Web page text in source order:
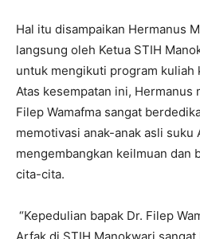
Hal itu disampaikan Hermanus
langsung oleh Ketua STIH
untuk mengikuti program
Atas kesempatan ini, Hermanus
Filep Wamafma sangat
memotivasi anak-anak asli suku
mengembangkan keilmuan dan
cita-cita.
“Kepedulian bapak Dr. Filep